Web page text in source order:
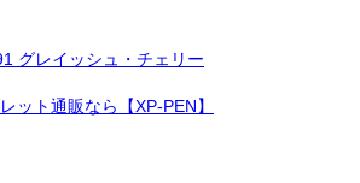
グレイッシュ・チェリー
ット通販なら【XP-PEN】